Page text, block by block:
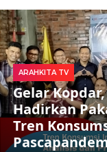
ARAHKITA TV
Gelar
Hadirkan
Tren